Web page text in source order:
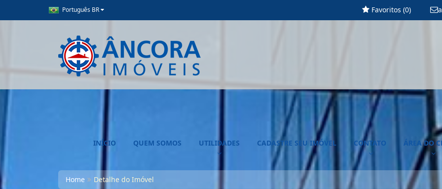
Português BR Favoritos (0)
INÍCIO QUEM SOMOS UTILIDADES CADASTRE SEU IMÓVEL CONTATO ÁREA DO
Home Detalhe do Imóvel